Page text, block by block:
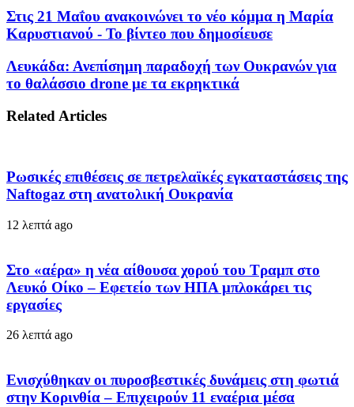
Στις 21 Μαΐου ανακοινώνει το νέο κόμμα η Μαρία
Καρυστιανού - Το βίντεο που δημοσίευσε
Λευκάδα: Ανεπίσημη παραδοχή των Ουκρανών για
το θαλάσσιο drone με τα εκρηκτικά
Related Articles
Ρωσικές επιθέσεις σε πετρελαϊκές εγκαταστάσεις της
Naftogaz στη ανατολική Ουκρανία
12 λεπτά ago
Στο «αέρα» η νέα αίθουσα χορού του Τραμπ στο
Λευκό Οίκο – Εφετείο των ΗΠΑ μπλοκάρει τις
εργασίες
26 λεπτά ago
Ενισχύθηκαν οι πυροσβεστικές δυνάμεις στη φωτιά
στην Κορινθία – Επιχειρούν 11 εναέρια μέσα